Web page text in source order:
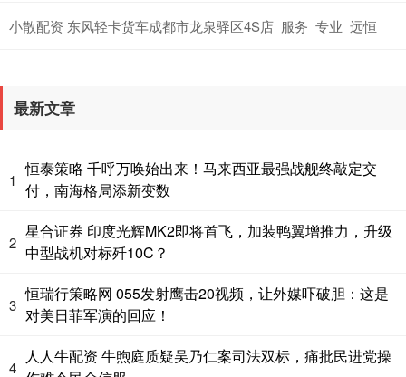
小散配资 东风轻卡货车成都市龙泉驿区4S店_服务_专业_远恒
最新文章
1
恒泰策略 千呼万唤始出来！马来西亚最强战舰终敲定交
付，南海格局添新变数
2
星合证券 印度光辉MK2即将首飞，加装鸭翼增推力，升级
中型战机对标歼10C？
3
恒瑞行策略网 055发射鹰击20视频，让外媒吓破胆：这是
对美日菲军演的回应！
4
人人牛配资 牛煦庭质疑吴乃仁案司法双标，痛批民进党操